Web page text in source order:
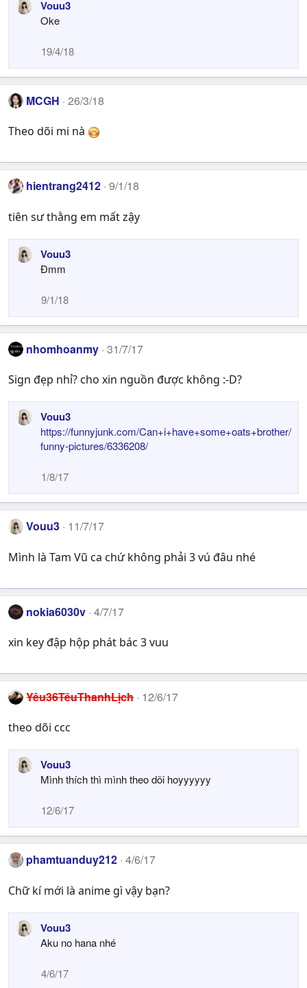
s
Vouu3
Oke
19/4/18
MCGH 26/3/18
Theo dõi mi nà
hientrang2412 9/1/18
tiên sư thằng em mất zậy
Vouu3
Đmm
9/1/18
nhomhoanmy 31/7/17
Sign đẹp nhỉ? cho xin nguồn được không :-D?
Vouu3
https://funnyjunk.com/Can+i+have+some+oats+brother/
funny-pictures/6336208/
1/8/17
Vouu3 11/7/17
Mình là Tam Vũ ca chứ không phải 3 vú đâu nhé
nokia6030v 4/7/17
xin key đập hộp phát bác 3 vuu
Yêu36TêuThanhLịch 12/6/17
theo dõi ccc
Vouu3
Mình thích thì mình theo dõi hoyyyyyy
12/6/17
phamtuanduy212 4/6/17
Chữ kí mới là anime gì vậy bạn?
Vouu3
Aku no hana nhé
4/6/17